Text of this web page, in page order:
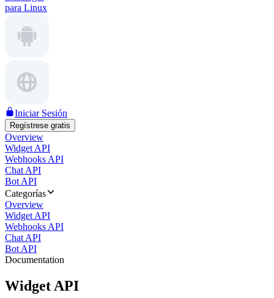
para Linux
Iniciar Sesión
Regístrese gratis
Overview
Widget API
Webhooks API
Chat API
Bot API
Categorías
Overview
Widget API
Webhooks API
Chat API
Bot API
Documentation
Widget API